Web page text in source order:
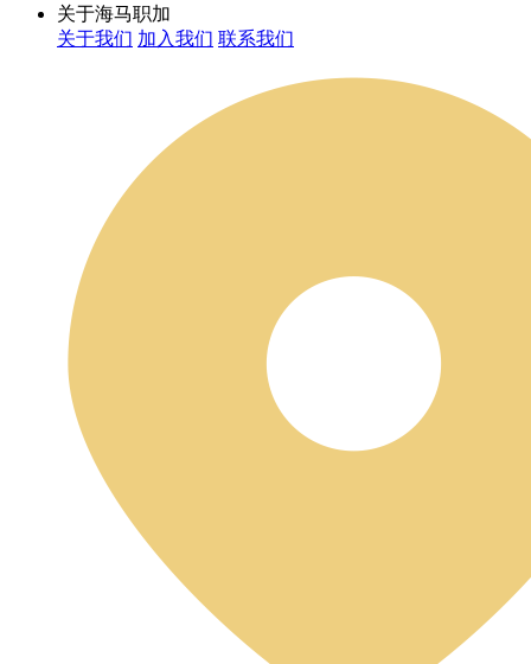
关于海马职加
关于我们 加入我们 联系我们